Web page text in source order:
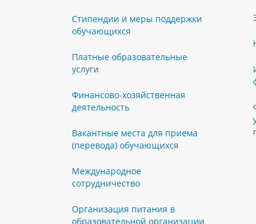
Стипендии и меры поддержки
обучающихся
Платные образовательные
услуги
Финансово-хозяйственная
деятельность
Вакантные места для приема
(перевода) обучающихся
Международное
сотрудничество
Организация питания в
образовательной организации